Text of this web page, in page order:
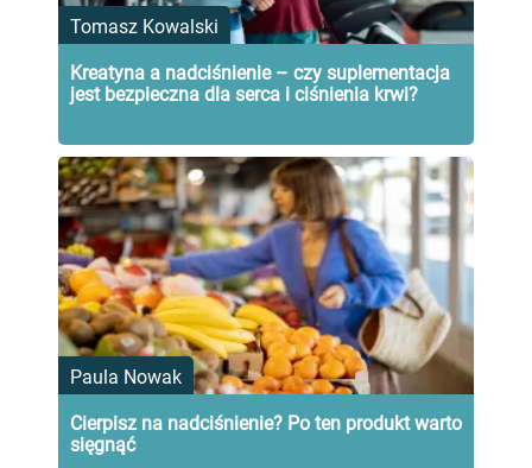
Tomasz Kowalski
Kreatyna a nadciśnienie – czy suplementacja
jest bezpieczna dla serca i ciśnienia krwi?
Paula Nowak
Cierpisz na nadciśnienie? Po ten produkt warto
sięgnąć